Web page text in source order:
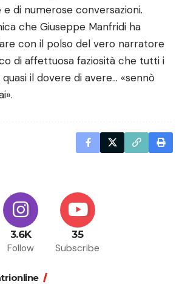
di numerose conversazioni.
che Giuseppe Manfridi ha
con il polso del vero narratore
di affettuosa faziosità che tutti i
il dovere di avere… «sennò
3.6K
Follow
35
Subscribe